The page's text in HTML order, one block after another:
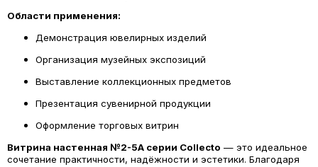
Области применения:
Демонстрация ювелирных изделий
Организация музейных экспозиций
Выставление коллекционных предметов
Презентация сувенирной продукции
Оформление торговых витрин
Витрина настенная №2-5А серии Collecto — это идеальное
сочетание практичности, надёжности и эстетики. Благодаря